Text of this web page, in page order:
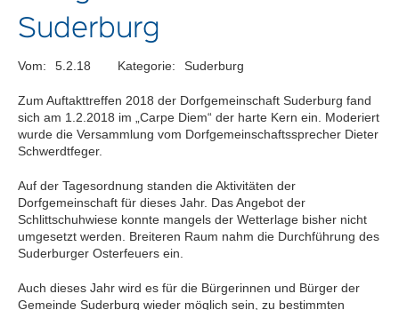
Suderburg
Vom: 5.2.18 Kategorie: Suderburg
Zum Auftakttreffen 2018 der Dorfgemeinschaft Suderburg fand
sich am 1.2.2018 im „Carpe Diem“ der harte Kern ein. Moderiert
wurde die Versammlung vom Dorfgemeinschaftssprecher Dieter
Schwerdtfeger.
Auf der Tagesordnung standen die Aktivitäten der
Dorfgemeinschaft für dieses Jahr. Das Angebot der
Schlittschuhwiese konnte mangels der Wetterlage bisher nicht
umgesetzt werden. Breiteren Raum nahm die Durchführung des
Suderburger Osterfeuers ein.
Auch dieses Jahr wird es für die Bürgerinnen und Bürger der
Gemeinde Suderburg wieder möglich sein, zu bestimmten